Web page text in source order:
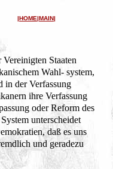
|HOME|MAIN|
Staaten
Wahl- system,
in der Verfassung
ihre Verfassung
oder Reform des
unterscheidet
daß es uns
und geradezu